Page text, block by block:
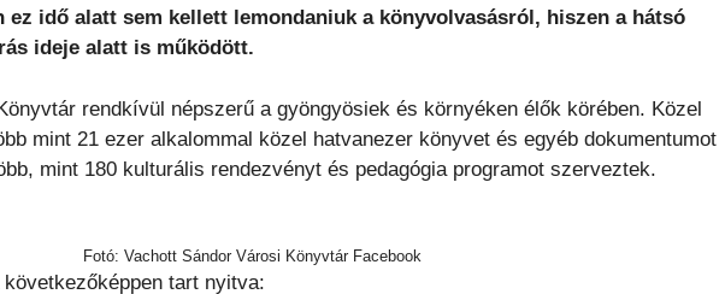
ez idő alatt sem kellett lemondaniuk a könyvolvasásról, hiszen a hátsó
ideje alatt is működött.
rendkívül népszerű a gyöngyösiek és környéken élők körében. Közel
mint 21 ezer alkalommal közel hatvanezer könyvet és egyéb dokumentumot
mint 180 kulturális rendezvényt és pedagógia programot szerveztek.
Fotó: Vachott Sándor Városi Könyvtár Facebook
tart nyitva: